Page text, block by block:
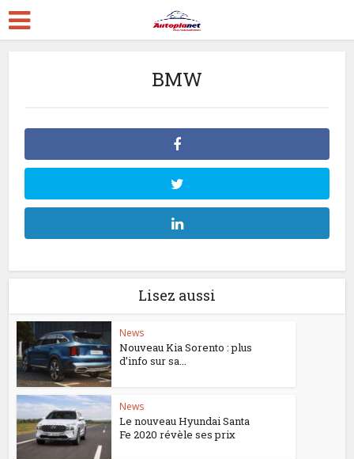
BMW
Lisez aussi
News
Nouveau Kia Sorento : plus
d’info sur sa...
News
Le nouveau Hyundai Santa
Fe 2020 révèle ses prix